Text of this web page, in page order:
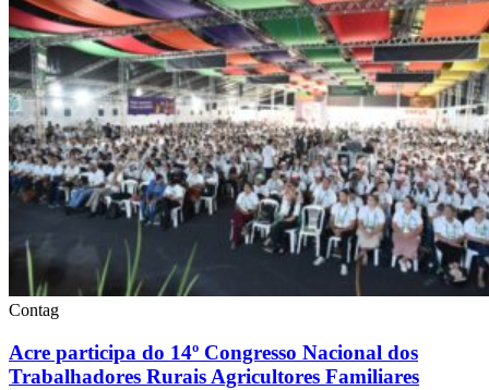
Contag
Acre participa do 14º Congresso Nacional dos
Trabalhadores Rurais Agricultores Familiares